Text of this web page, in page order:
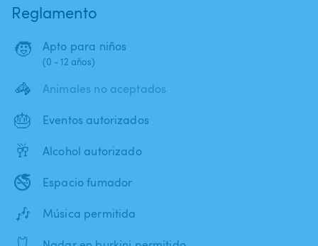
Reglamento
🧒 Apto para niños
(0 - 12 años)
🦓 Animales no aceptados
🎂 Eventos autorizados
🥂 Alcohol autorizado
🚭 Espacio fumador
🎶 Música permitida